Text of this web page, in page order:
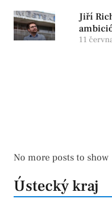
Jiří
více
11
No more posts to show
Ústecký kraj